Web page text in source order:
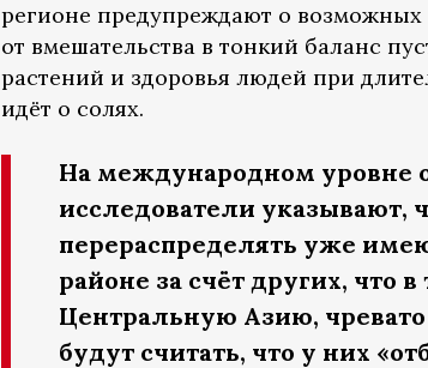
регионе предупреждают о
от вмешательства в тонкий баланс
растений и здоровья людей при
идёт о солях.
На международном уровне
исследователи указывают,
перераспределять уже
районе за счёт других, что
Центральную Азию,
будут считать, что у них